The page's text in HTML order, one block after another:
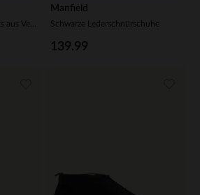
Manfield
Schwarze Lederschnürschuhe
139.99